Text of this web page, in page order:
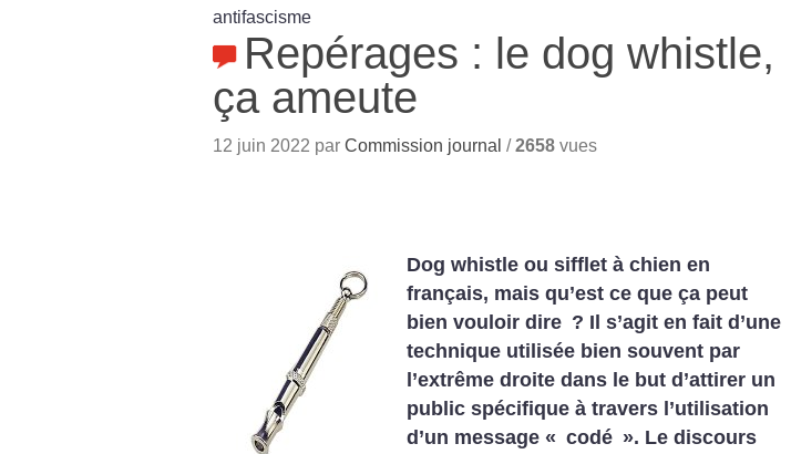
antifascisme
Repérages : le dog whistle,
ça ameute
12 juin 2022 par Commission journal /2658 vues
Dog whistle ou sifflet à chien en
français, mais qu’est ce que ça peut
bien vouloir dire ? Il s’agit en fait d’une
technique utilisée bien souvent par
l’extrême droite dans le but d’attirer un
public spécifique à travers l’utilisation
d’un message « codé ». Le discours